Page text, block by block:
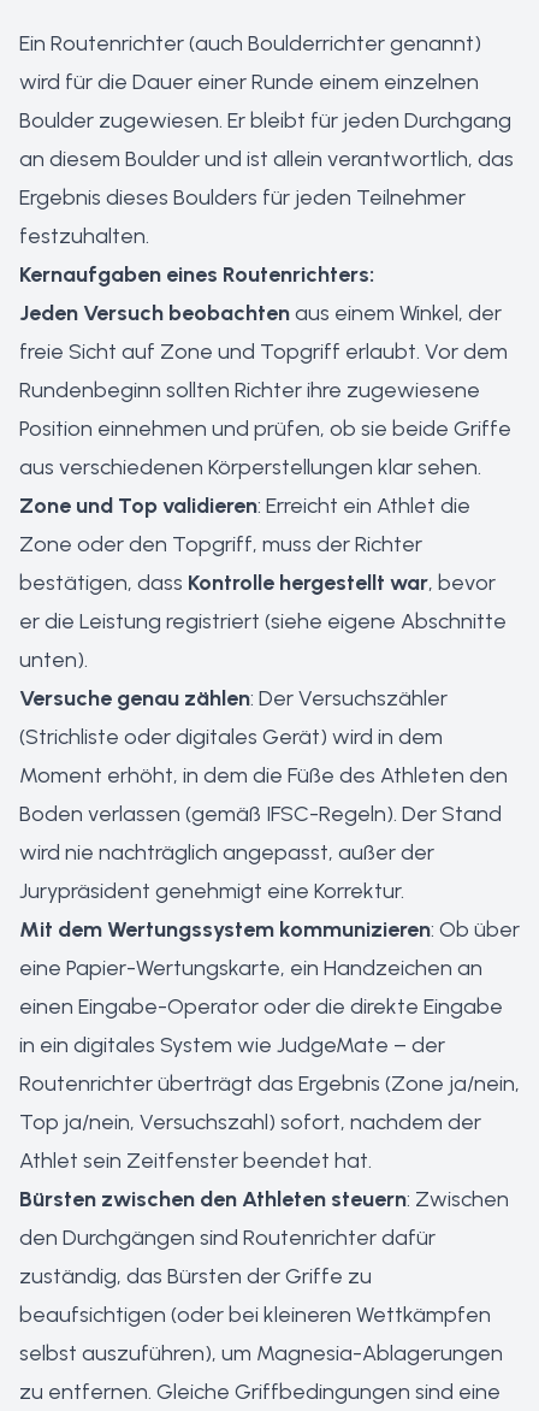
Ein Routenrichter (auch Boulderrichter genannt)
wird für die Dauer einer Runde einem einzelnen
Boulder zugewiesen. Er bleibt für jeden Durchgang
an diesem Boulder und ist allein verantwortlich, das
Ergebnis dieses Boulders für jeden Teilnehmer
festzuhalten.
Kernaufgaben eines Routenrichters:
Jeden Versuch beobachtenaus einem Winkel, der
freie Sicht auf Zone und Topgriff erlaubt. Vor dem
Rundenbeginn sollten Richter ihre zugewiesene
Position einnehmen und prüfen, ob sie beide Griffe
aus verschiedenen Körperstellungen klar sehen.
Zone und Top validieren: Erreicht ein Athlet die
Zone oder den Topgriff, muss der Richter
bestätigen, dass Kontrolle hergestellt war, bevor
er die Leistung registriert (siehe eigene Abschnitte
unten).
Versuche genau zählen: Der Versuchszähler
(Strichliste oder digitales Gerät) wird in dem
Moment erhöht, in dem die Füße des Athleten den
Boden verlassen (gemäß IFSC-Regeln). Der Stand
wird nie nachträglich angepasst, außer der
Jurypräsident genehmigt eine Korrektur.
Mit dem Wertungssystem kommunizieren: Ob über
eine Papier-Wertungskarte, ein Handzeichen an
einen Eingabe-Operator oder die direkte Eingabe
in ein digitales System wie JudgeMate – der
Routenrichter überträgt das Ergebnis (Zone ja/nein,
Top ja/nein, Versuchszahl) sofort, nachdem der
Athlet sein Zeitfenster beendet hat.
Bürsten zwischen den Athleten steuern: Zwischen
den Durchgängen sind Routenrichter dafür
zuständig, das Bürsten der Griffe zu
beaufsichtigen (oder bei kleineren Wettkämpfen
selbst auszuführen), um Magnesia-Ablagerungen
zu entfernen. Gleiche Griffbedingungen sind eine